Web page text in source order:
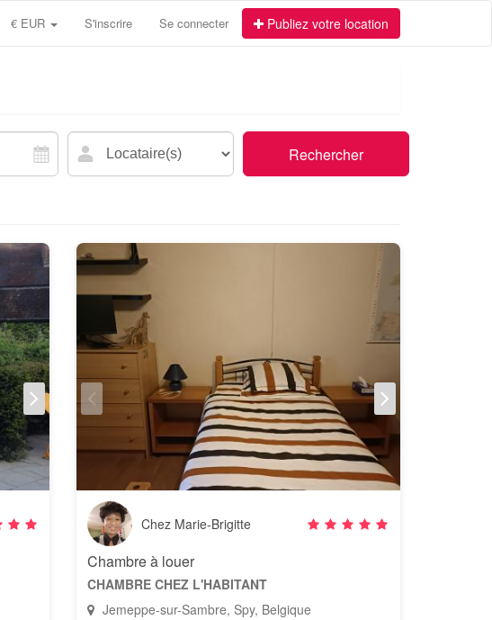
€ EUR S'inscrire Se connecter Publiez votre location
Rechercher
Chez Marie-Brigitte
Chambre à louer
CHAMBRE CHEZ L'HABITANT
Jemeppe-sur-Sambre, Spy, Belgique